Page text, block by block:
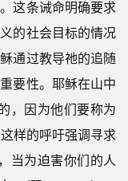
这条诫命明确要求
的社会目标的情况
通过教导祂的追随
要性。耶稣在山中
，因为他们要称为
样的呼吁强调寻求
当为迫害你们的人